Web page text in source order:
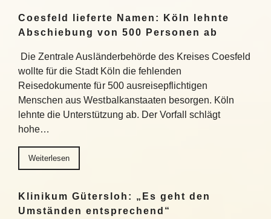
Coesfeld lieferte Namen: Köln lehnte
Abschiebung von 500 Personen ab
Die Zentrale Ausländerbehörde des Kreises Coesfeld
wollte für die Stadt Köln die fehlenden
Reisedokumente für 500 ausreisepflichtigen
Menschen aus Westbalkanstaaten besorgen. Köln
lehnte die Unterstützung ab. Der Vorfall schlägt
hohe…
Weiterlesen
Klinikum Gütersloh: „Es geht den
Umständen entsprechend“